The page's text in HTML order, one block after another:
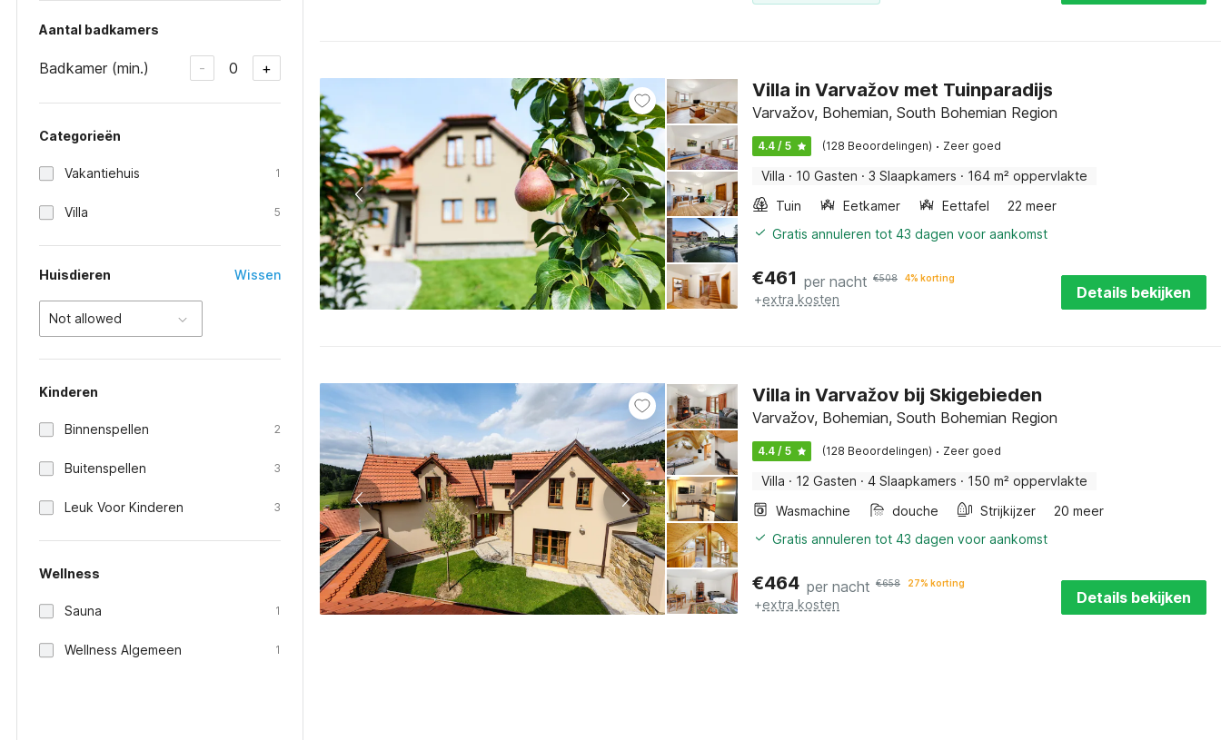
Aantal badkamers
Badkamer (min.) - 0 +
Categorieën
Vakantiehuis 1
Villa 5
Huisdieren Wissen
Not allowed
Kinderen
Binnenspellen 2
Buitenspellen 3
Leuk Voor Kinderen 3
Wellness
Sauna 1
Wellness Algemeen 1
Villa in Varvažov met Tuinparadijs
Varvažov, Bohemian, South Bohemian Region
4.4 / 5 (128 Beoordelingen) · Zeer goed
Villa · 10 Gasten · 3 Slaapkamers · 164 m² oppervlakte
Tuin
Eetkamer Eettafel
22 meer
Gratis annuleren tot 43 dagen voor aankomst
€461 per nacht €508 4% korting
+extra kosten Details bekijken
Villa in Varvažov bij Skigebieden
Varvažov, Bohemian, South Bohemian Region
4.4 / 5 (128 Beoordelingen) · Zeer goed
Villa · 12 Gasten · 4 Slaapkamers · 150 m² oppervlakte
Wasmachine
douche Strijkijzer
20 meer
Gratis annuleren tot 43 dagen voor aankomst
€464 per nacht €658 27% korting
+extra kosten Details bekijken